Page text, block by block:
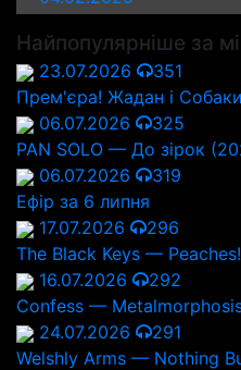
Найпопулярніше за
23.07.2026
351
Прем'єра! Жадан і
06.07.2026
325
PAN SOLO — До зірок
06.07.2026
319
Ефір за 6 липня
17.07.2026
296
The Black Keys —
16.07.2026
292
Confess —
24.07.2026
291
Welshly Arms — Nothing